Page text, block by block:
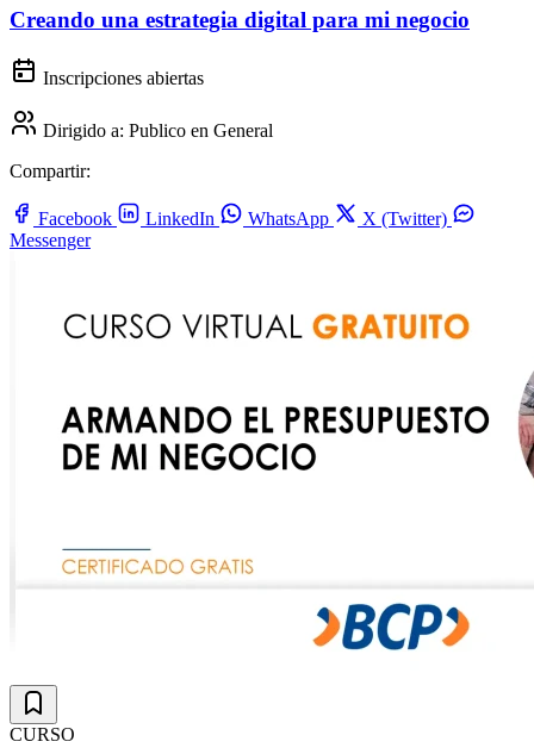
Creando una estrategia digital para mi negocio
Inscripciones abiertas
Dirigido a: Publico en General
Compartir:
Facebook LinkedIn WhatsApp
X (Twitter)
Messenger
CURSO